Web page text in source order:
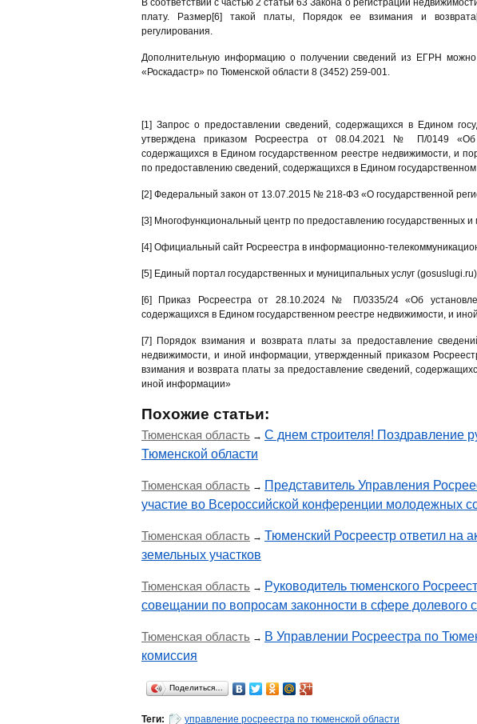
В соответствии с частью 2 статьи 63 Закона о регистрации
плату. Размер[6] такой платы, Порядок ее взимания и
регулирования.
Дополнительную информацию о получении сведений из ЕГРН
«Роскадастр» по Тюменской области 8 (3452) 259-001.
[1] Запрос о предоставлении сведений, содержащихся в Едином
утверждена приказом Росреестра от 08.04.2021 № П/0149 «Об
содержащихся в Едином государственном реестре недвижимости, и
по предоставлению сведений, содержащихся в Едином
[2] Федеральный закон от 13.07.2015 № 218-ФЗ «О государственной
[3] Многофункциональный центр по предоставлению государственных и
[4] Официальный сайт Росреестра в информационно-
[5] Единый портал государственных и муниципальных услуг (gosuslugi.ru)
[6] Приказ Росреестра от 28.10.2024 № П/0335/24 «Об
содержащихся в Едином государственном реестре недвижимости, и
[7] Порядок взимания и возврата платы за предоставление
недвижимости, и иной информации, утвержденный приказом
взимания и возврата платы за предоставление сведений,
иной информации»
Похожие статьи:
Тюменская область → С днем строителя! Поздравление
Тюменской области
Тюменская область → Представитель Управления
участие во Всероссийской конференции молодежных
Тюменская область → Тюменский Росреестр ответил на
земельных участков
Тюменская область → Руководитель тюменского
совещании по вопросам законности в сфере долевого
Тюменская область → В Управлении Росреестра по
комиссия
Поделиться…
Теги: управление росреестра по тюменской области